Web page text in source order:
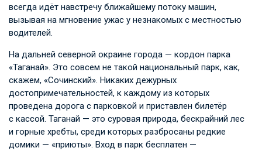
всегда идёт навстречу ближайшему потоку машин,
вызывая на мгновение ужас у незнакомых с местностью
водителей.
На дальней северной окраине города — кордон парка
«Таганай». Это совсем не такой национальный парк, как,
скажем, «Сочинский». Никаких дежурных
достопримечательностей, к каждому из которых
проведена дорога с парковкой и приставлен билетёр
с кассой. Таганай — это суровая природа, бескрайний лес
и горные хребты, среди которых разбросаны редкие
домики — «приюты». Вход в парк бесплатен —